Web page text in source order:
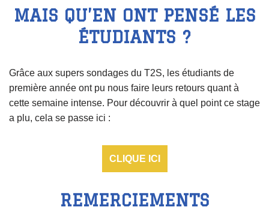
MAIS QU’EN ONT PENSÉ LES
ÉTUDIANTS ?
Grâce aux supers sondages du T2S, les étudiants de
première année ont pu nous faire leurs retours quant à
cette semaine intense. Pour découvrir à quel point ce stage
a plu, cela se passe ici :
CLIQUE ICI
REMERCIEMENTS